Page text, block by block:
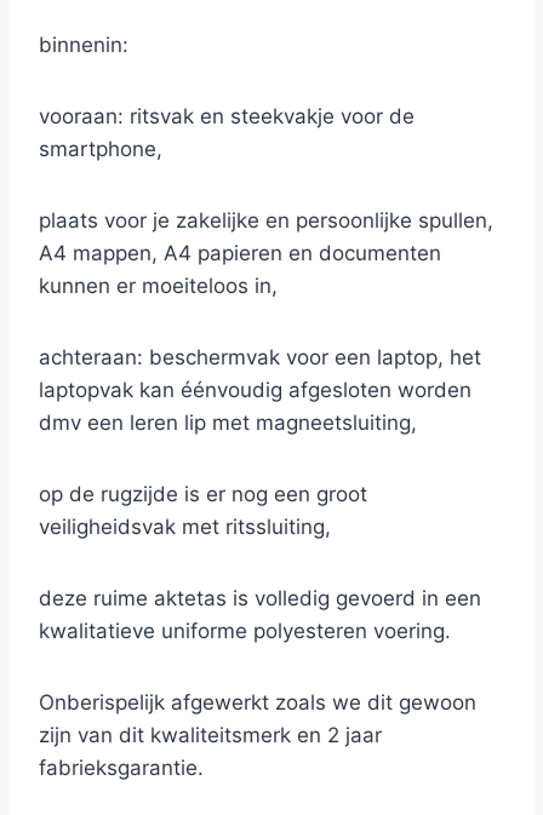
binnenin:
vooraan: ritsvak en steekvakje voor de
smartphone,
plaats voor je zakelijke en persoonlijke spullen,
A4 mappen, A4 papieren en documenten
kunnen er moeiteloos in,
achteraan: beschermvak voor een laptop, het
laptopvak kan éénvoudig afgesloten worden
dmv een leren lip met magneetsluiting,
op de rugzijde is er nog een groot
veiligheidsvak met ritssluiting,
deze ruime aktetas is volledig gevoerd in een
kwalitatieve uniforme polyesteren voering.
Onberispelijk afgewerkt zoals we dit gewoon
zijn van dit kwaliteitsmerk en 2 jaar
fabrieksgarantie.